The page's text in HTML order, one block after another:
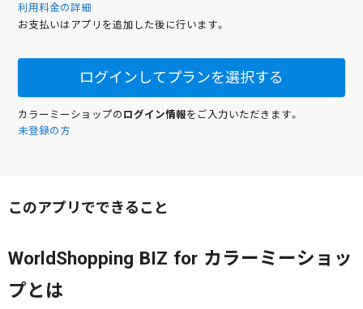
利用料金の詳細
お支払いはアプリを追加した後に行います。
ログインしてプランを選択する
カラーミーショップの ログイン情報をご入力いただきます。
未登録の方
このアプリでできること
WorldShopping BIZ for カラーミーショッ
プとは